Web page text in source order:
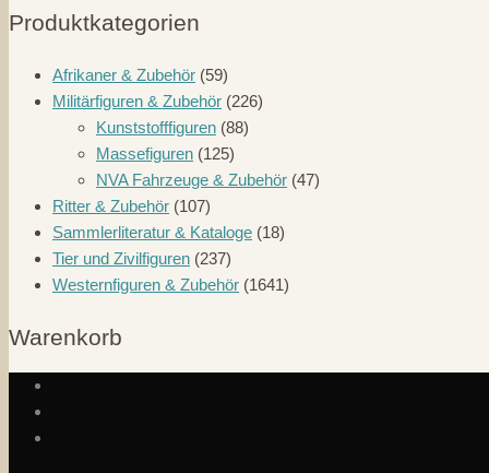
Produktkategorien
Afrikaner & Zubehör (59)
Militärfiguren & Zubehör (226)
Kunststofffiguren (88)
Massefiguren (125)
NVA Fahrzeuge & Zubehör (47)
Ritter & Zubehör (107)
Sammlerliteratur & Kataloge (18)
Tier und Zivilfiguren (237)
Westernfiguren & Zubehör (1641)
Warenkorb